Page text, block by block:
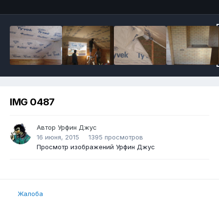
IMG 0487
Автор Урфин Джус
16 июня, 2015
1395 просмотров
Просмотр изображений Урфин Джус
Жалоба